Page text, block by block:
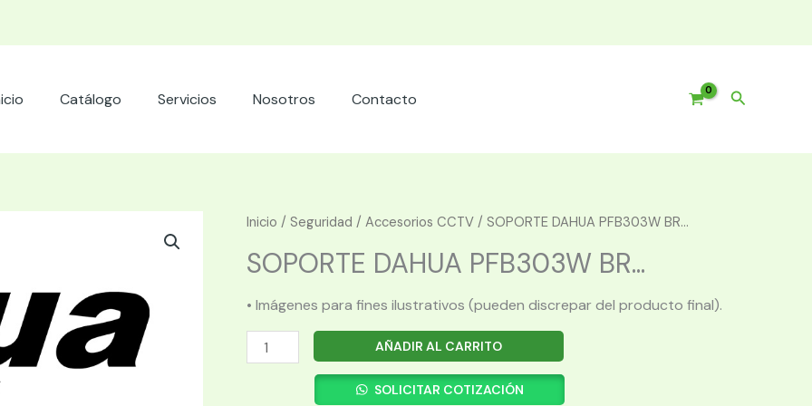
Catálogo Servicios Nosotros Contacto Buscar
Inicio / Seguridad / Accesorios CCTV / SOPORTE DAHUA PFB303W BR...
SOPORTE DAHUA PFB303W BR...
• Imágenes para fines ilustrativos (pueden discrepar del producto final).
SOPORTE
DAHUA
AÑADIR AL CARRITO
SOLICITAR COTIZACIÓN